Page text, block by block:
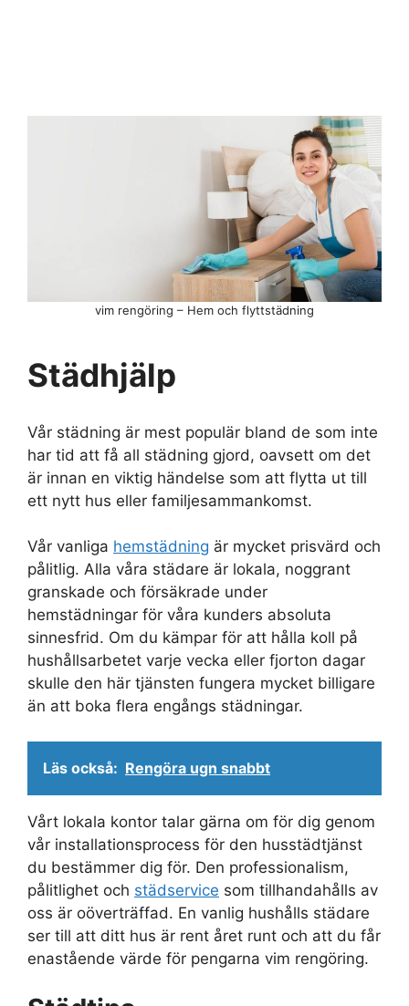
Städhjälp
Vår städning är mest populär bland de som inte
har tid att få all städning gjord, oavsett om det
är innan en viktig händelse som att flytta ut till
ett nytt hus eller familjesammankomst.
Vår vanliga hemstädning är mycket prisvärd och
pålitlig. Alla våra städare är lokala, noggrant
granskade och försäkrade under
hemstädningar för våra kunders absoluta
sinnesfrid. Om du kämpar för att hålla koll på
hushållsarbetet varje vecka eller fjorton dagar
skulle den här tjänsten fungera mycket billigare
än att boka flera engångs städningar.
Läs också: Rengöra ugn snabbt
Vårt lokala kontor talar gärna om för dig genom
vår installationsprocess för den husstädtjänst
du bestämmer dig för. Den professionalism,
pålitlighet och städservice som tillhandahålls av
oss är oöverträffad. En vanlig hushålls städare
ser till att ditt hus är rent året runt och att du får
enastående värde för pengarna vim rengöring.
vim rengöring – Hem och flyttstädning